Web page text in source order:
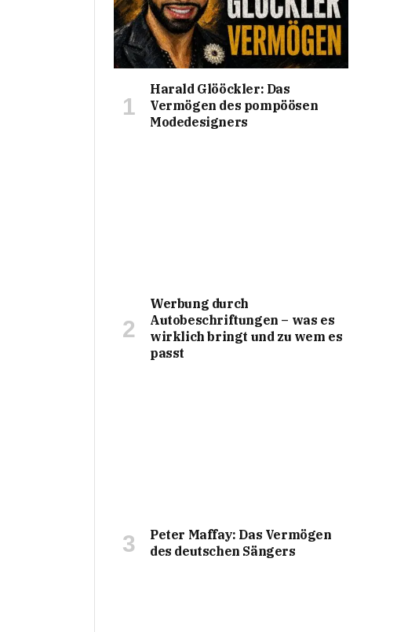
Harald Glööckler: Das
Vermögen des pompöösen
Modedesigners
Werbung durch
Autobeschriftungen – was es
wirklich bringt und zu wem es
passt
Peter Maffay: Das Vermögen
des deutschen Sängers